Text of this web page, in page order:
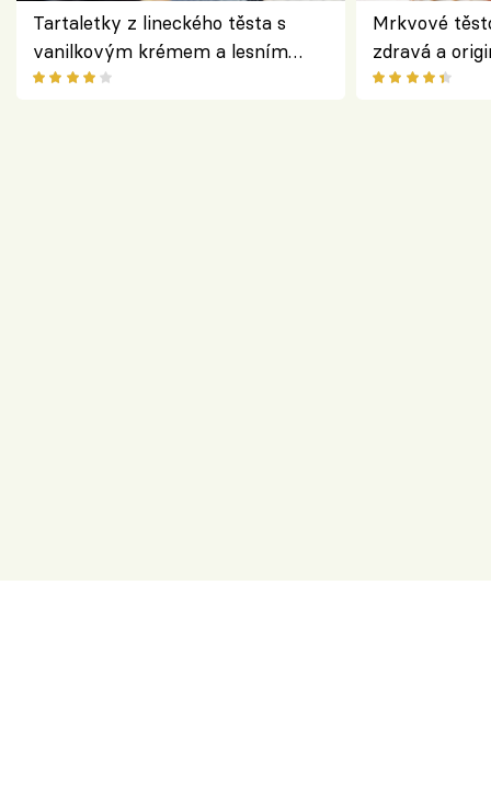
Tartaletky z lineckého těsta s
vanilkovým krémem a lesním
ovocem podle Bread Society
Mrkvové
zdravá a
klasiky